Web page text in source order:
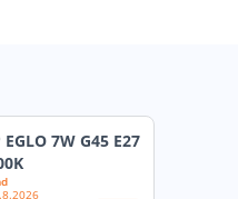
7W G45 E27